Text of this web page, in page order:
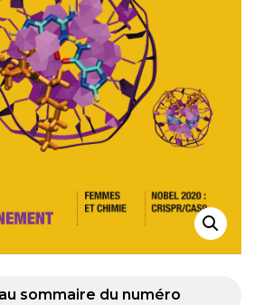
sommaire du numéro